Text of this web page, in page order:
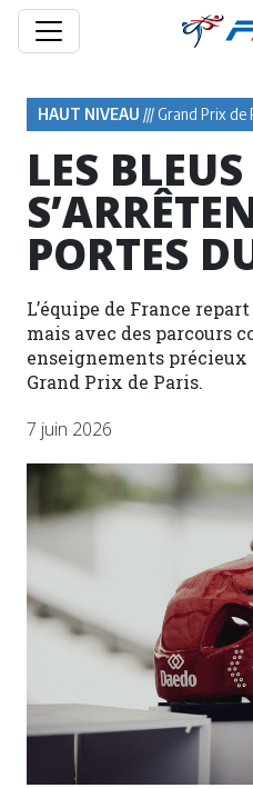
HAUT NIVEAU /// Grand Prix de
LES BLEUS
PORTES
L’équipe de France
mais avec des parcours
enseignements précieux
Grand Prix de Paris.
7 juin 2026